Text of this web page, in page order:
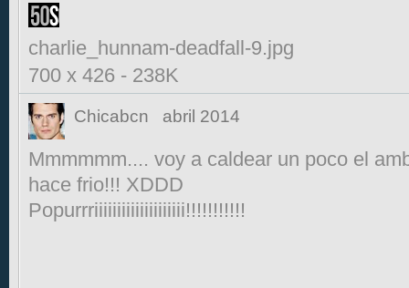
charlie_hunnam-deadfall-9.jpg
700 x 426 - 238K
Chicabcn abril 2014
Mmmmmm.... voy a caldear un poco el
hace frio!!! XDDD
Popurrriiiiiiiiiiiiiiiiiiii!!!!!!!!!!!